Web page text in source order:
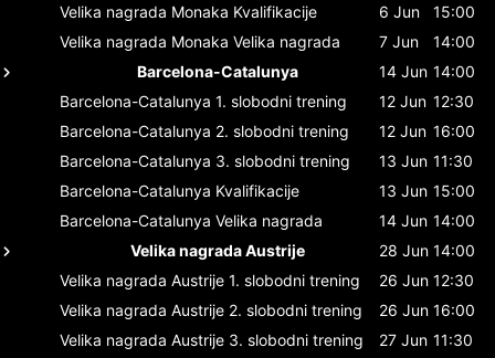
Velika nagrada Monaka Kvalifikacije 6 Jun
15:00
Velika nagrada Monaka Velika nagrada 7 Jun
14:00
Barcelona-Catalunya
14 Jun 14:00
Barcelona-Catalunya 1. slobodni trening 12 Jun 12:30
Barcelona-Catalunya 2. slobodni trening 12 Jun 16:00
Barcelona-Catalunya 3. slobodni trening 13 Jun 11:30
Barcelona-Catalunya Kvalifikacije 13 Jun 15:00
Barcelona-Catalunya Velika nagrada 14 Jun 14:00
Velika nagrada Austrije
28 Jun 14:00
Velika nagrada Austrije 1. slobodni trening 26 Jun 12:30
Velika nagrada Austrije 2. slobodni trening 26 Jun 16:00
Velika nagrada Austrije 3. slobodni trening 27 Jun 11:30